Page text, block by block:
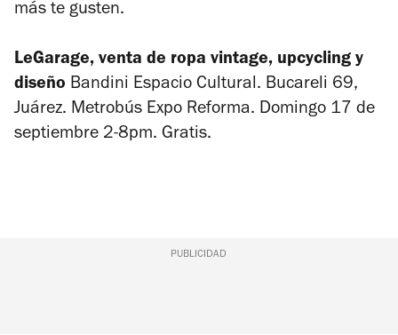
más te gusten.
LeGarage, venta de ropa vintage, upcycling y
diseño Bandini Espacio Cultural. Bucareli 69,
Juárez. Metrobús Expo Reforma. Domingo 17 de
septiembre 2-8pm. Gratis.
PUBLICIDAD